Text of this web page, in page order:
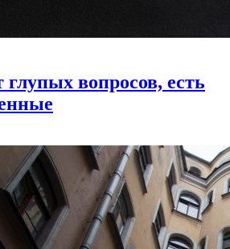
глупых вопросов, есть